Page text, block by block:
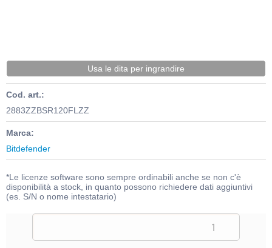
Usa le dita per ingrandire
Cod. art.:
2883ZZBSR120FLZZ
Marca:
Bitdefender
*Le licenze software sono sempre ordinabili anche se non c'è
disponibilità a stock, in quanto possono richiedere dati aggiuntivi
(es. S/N o nome intestatario)